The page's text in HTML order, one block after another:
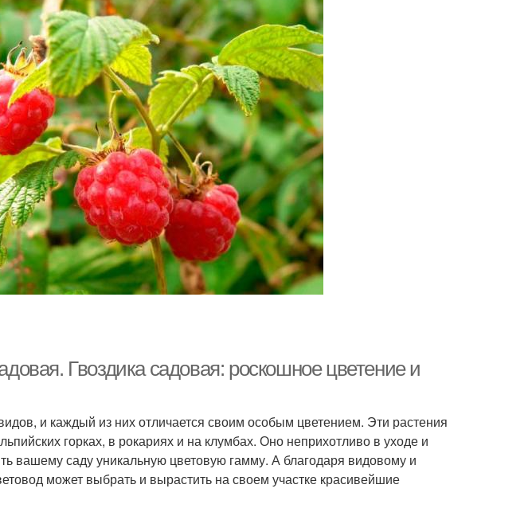
Гвоздика садовая: роскошное цветение и
и каждый из них отличается своим особым цветением. Эти растения
горках, в рокариях и на клумбах. Оно неприхотливо в уходе и
вашему саду уникальную цветовую гамму. А благодаря видовому и
может выбрать и вырастить на своем участке красивейшие